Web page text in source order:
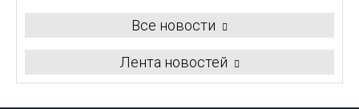
Все новости
Лента новостей